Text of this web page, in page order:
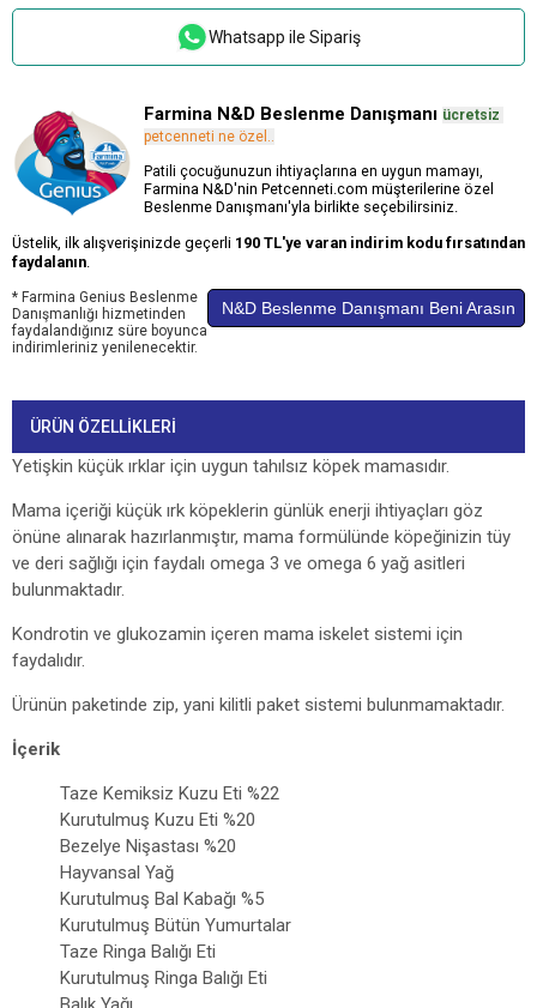
Whatsapp ile Sipariş
Farmina N&D Beslenme Danışmanı ücretsiz
petcenneti ne özel..
Patili çocuğunuzun ihtiyaçlarına en uygun mamayı,
Farmina N&D'nin Petcenneti.com müşterilerine özel
Beslenme Danışmanı'yla birlikte seçebilirsiniz.
Üstelik, ilk alışverişinizde geçerli 190 TL'ye varan indirim kodu fırsatından
faydalanın
N&D Beslenme Danışmanı Beni Arasın
* Farmina Genius Beslenme
Danışmanlığı hizmetinden
faydalandığınız süre boyunca
indirimleriniz yenilenecektir.
ÜRÜN ÖZELLIKLERI
Yetişkin küçük ırklar için uygun tahılsız köpek mamasıdır.
Mama içeriği küçük ırk köpeklerin günlük enerji ihtiyaçları göz
önüne alınarak hazırlanmıştır, mama formülünde köpeğinizin tüy
ve deri sağlığı için faydalı omega 3 ve omega 6 yağ asitleri
bulunmaktadır.
Kondrotin ve glukozamin içeren mama iskelet sistemi için
faydalıdır.
Ürünün paketinde zip, yani kilitli paket sistemi bulunmamaktadır.
İçerik
Taze Kemiksiz Kuzu Eti %22
Kurutulmuş Kuzu Eti %20
Bezelye Nişastası %20
Hayvansal Yağ
Kurutulmuş Bal Kabağı %5
Kurutulmuş Bütün Yumurtalar
Taze Ringa Balığı Eti
Kurutulmuş Ringa Balığı Eti